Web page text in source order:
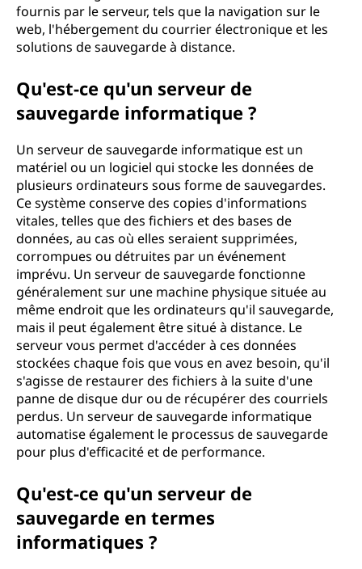
fournis par le serveur, tels que la navigation sur le
web, l'hébergement du courrier électronique et les
solutions de sauvegarde à distance.
Qu'est-ce qu'un serveur de
sauvegarde informatique ?
Un serveur de sauvegarde informatique est un
matériel ou un logiciel qui stocke les données de
plusieurs ordinateurs sous forme de sauvegardes.
Ce système conserve des copies d'informations
vitales, telles que des fichiers et des bases de
données, au cas où elles seraient supprimées,
corrompues ou détruites par un événement
imprévu. Un serveur de sauvegarde fonctionne
généralement sur une machine physique située au
même endroit que les ordinateurs qu'il sauvegarde,
mais il peut également être situé à distance. Le
serveur vous permet d'accéder à ces données
stockées chaque fois que vous en avez besoin, qu'il
s'agisse de restaurer des fichiers à la suite d'une
panne de disque dur ou de récupérer des courriels
perdus. Un serveur de sauvegarde informatique
automatise également le processus de sauvegarde
pour plus d'efficacité et de performance.
Qu'est-ce qu'un serveur de
sauvegarde en termes
informatiques ?